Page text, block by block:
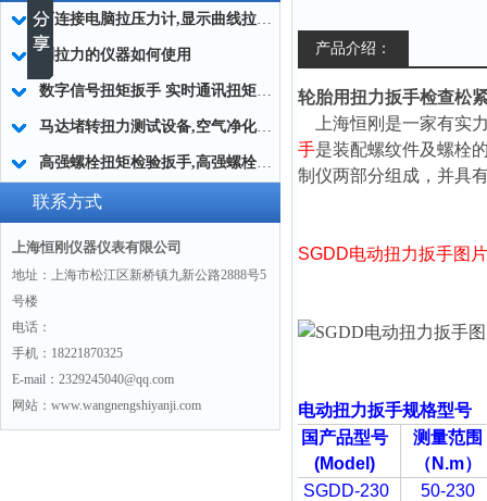
可连接电脑拉压力计,显示曲线拉压力计,高精度拉压力计
测拉力的仪器如何使用
数字信号扭矩扳手 实时通讯扭矩扳手 铁路检修扭矩扳手
马达堵转扭力测试设备,空气净化器使用的马达扭力测试仪
高强螺栓扭矩检验扳手,高强螺栓扭矩检验扳手规格型号
联系方式
上海恒刚仪器仪表有限公司
地址：上海市松江区新桥镇九新公路2888号5
号楼
电话：
手机：18221870325
E-mail：2329245040@qq.com
网站：www.wangnengshiyanji.com
产品介绍：
轮胎用扭力扳手检查松
上海恒刚 是一家有实
手是装配螺纹件及螺栓
制仪两部分组成，并具
SGDD电动扭力扳手图片
电动扭力扳手规格型号
国产品型号
(Model)
测量范围
（N.m）
SGDD-230
50-230